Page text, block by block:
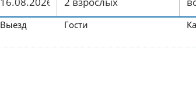
Выезд Гости